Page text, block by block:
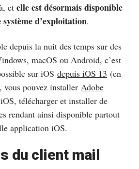
et elle est désormais disponible
d’exploitation.
depuis la nuit des temps sur des
macOS ou Android, c’est
sur iOS depuis iOS 13 (en
vous pouvez installer Adobe
télécharger et installer de
rendant ainsi disponible partout
application iOS.
du client mail